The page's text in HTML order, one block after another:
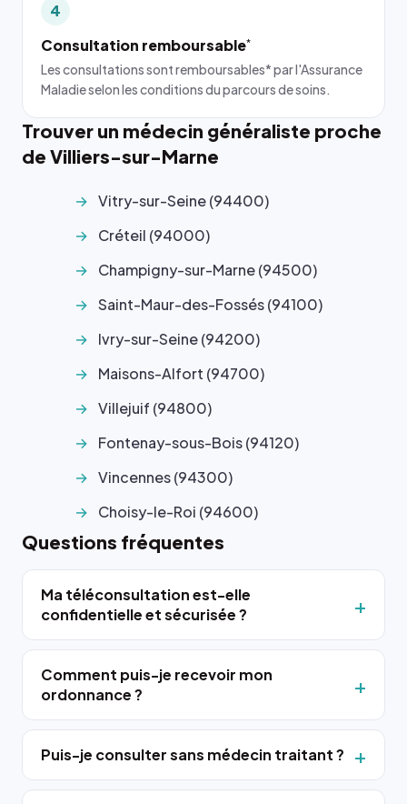
4
Consultation remboursable*
Les consultations sont remboursables* par l'Assurance
Maladie selon les conditions du parcours de soins.
Trouver un médecin généraliste proche
de Villiers-sur-Marne
Vitry-sur-Seine (94400)
Créteil (94000)
Champigny-sur-Marne (94500)
Saint-Maur-des-Fossés (94100)
Ivry-sur-Seine (94200)
Maisons-Alfort (94700)
Villejuif (94800)
Fontenay-sous-Bois (94120)
Vincennes (94300)
Choisy-le-Roi (94600)
Questions fréquentes
Ma téléconsultation est-elle
confidentielle et sécurisée ?
Comment puis-je recevoir mon
ordonnance ?
Puis-je consulter sans médecin traitant ?